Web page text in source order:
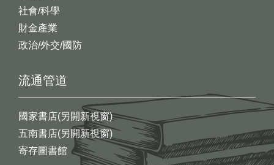
社會/科學
財金產業
政治/外交/國防
流通管道
國家書店(另開新視窗)
五南書店(另開新視窗)
寄存圖書館